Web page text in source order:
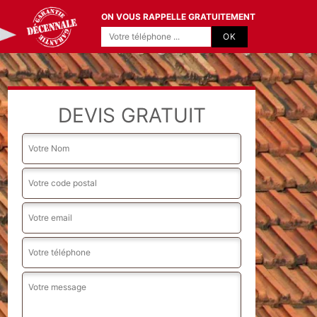
ON VOUS RAPPELLE GRATUITEMENT
DEVIS GRATUIT